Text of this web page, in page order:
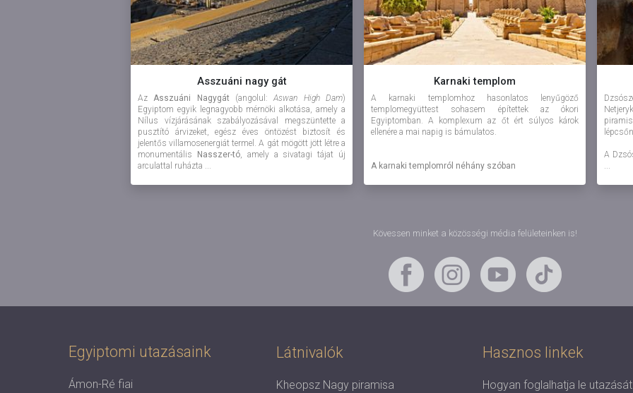
Asszuáni nagy gát
AzAsszuáni Nagygát (angolul:Aswan High Dam)
Egyiptom egyik legnagyobb mérnöki alkotása, amely a
Nílus vízjárásának szabályozásával megszüntette a
pusztító árvizeket, egész éves öntözést biztosít és
jelentős villamosenergiát termel. A gát mögött jött létre a
monumentális
Nasszer-tó, amely a sivatagi tájat új
arculattal ruházta ...
Karnaki templom
A karnaki templomhoz hasonlatos lenyűgöző
templomegyüttest sohasem építettek az ókori
Egyiptomban. A komplexum az őt ért súlyos károk
ellenére a mai napig is bámulatos.
A karnaki templomról néhány szóban
A
...
Kövessen minket a közösségi média felületeinken is!
Egyiptomi utazásaink
Ámon-Ré fiai
Látnivalók
Kheopsz Nagy piramisa
Hasznos linkek
Hogyan foglalhatja le